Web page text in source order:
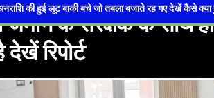
धनराशि की हुई लूट बाकी बचे जो तबला बजाते रह गए देखें कैसे
के संरक्षक के साथ
देखें रिपोर्ट